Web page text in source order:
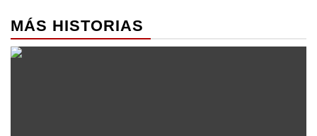
MÁS HISTORIAS